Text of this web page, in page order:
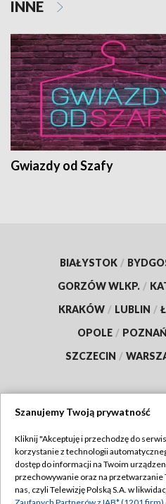
INNE
Gwiazdy od Szafy
BIAŁYSTOK /
GORZÓW WLKP. /
KRAKÓW / LUBLIN /
OPOLE / POZNAŃ
SZCZECIN /
Abonament TVP
Emisja w TVP
Szanujemy Twoją prywatność
Kliknij "Akceptuję i przechodzę do
korzystanie z technologii
dostęp do informacji na Twoim
przechowywanie oraz na przetwarzanie
nas, czyli Telewizję Polską S.A. w